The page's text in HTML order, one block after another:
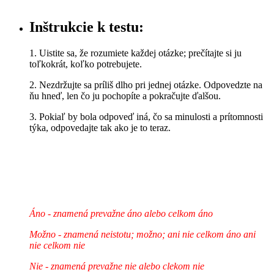
Inštrukcie k testu:
1. Uistite sa, že rozumiete každej otázke; prečítajte si ju
toľkokrát, koľko potrebujete.
2. Nezdržujte sa príliš dlho pri jednej otázke. Odpovedzte na
ňu hneď, len čo ju pochopíte a pokračujte ďalšou.
3. Pokiaľ by bola odpoveď iná, čo sa minulosti a prítomnosti
týka, odpovedajte tak ako je to teraz.
Áno - znamená prevažne áno alebo celkom áno
Možno - znamená neistotu; možno; ani nie celkom áno ani
nie celkom nie
Nie - znamená prevažne nie alebo clekom nie